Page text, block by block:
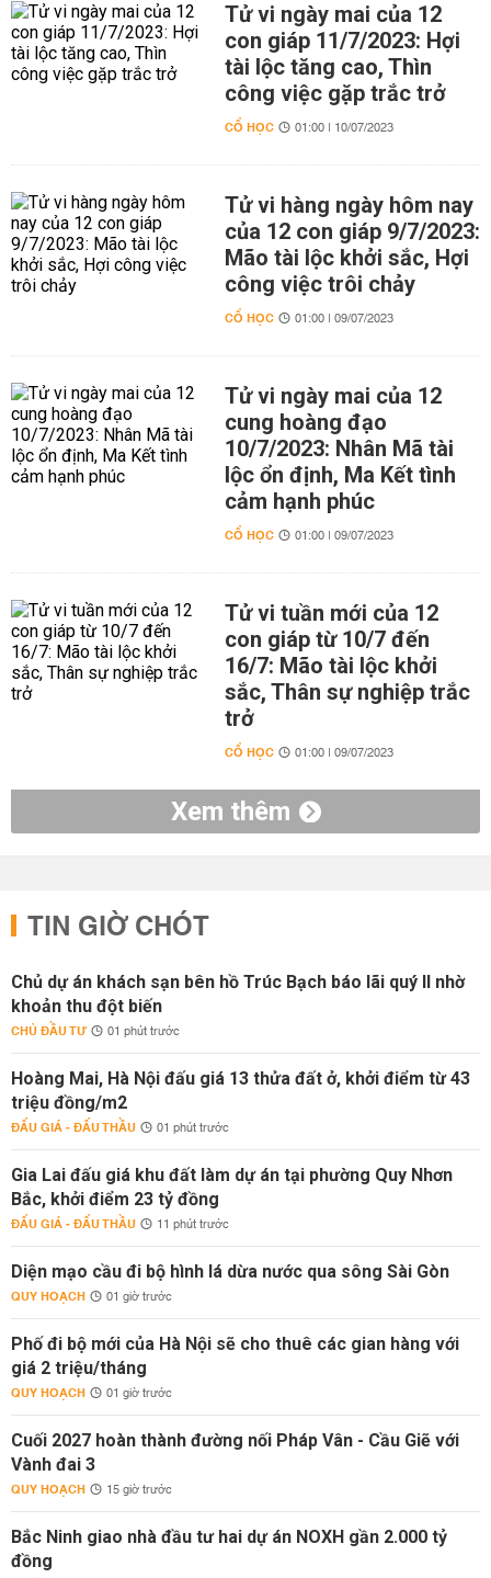
Tử vi ngày mai của 12
con giáp 11/7/2023: Hợi
tài lộc tăng cao, Thìn
công việc gặp trắc trở
CỔ HỌC 01:00 | 10/07/2023
Tử vi hàng ngày hôm nay
của 12 con giáp 9/7/2023:
Mão tài lộc khởi sắc, Hợi
công việc trôi chảy
CỔ HỌC 01:00 | 09/07/2023
Tử vi ngày mai của 12
cung hoàng đạo
10/7/2023: Nhân Mã tài
lộc ổn định, Ma Kết tình
cảm hạnh phúc
CỔ HỌC 01:00 | 09/07/2023
Tử vi tuần mới của 12
con giáp từ 10/7 đến
16/7: Mão tài lộc khởi
sắc, Thân sự nghiệp trắc
trở
CỔ HỌC 01:00 | 09/07/2023
Xem thêm
TIN GIỜ CHÓT
Chủ dự án khách sạn bên hồ Trúc Bạch báo lãi quý II nhờ
khoản thu đột biến
CHỦ ĐẦU TƯ 01 phút trước
Hoàng Mai, Hà Nội đấu giá 13 thửa đất ở, khởi điểm từ 43
triệu đồng/m2
ĐẤU GIÁ - ĐẤU THẦU 01 phút trước
Gia Lai đấu giá khu đất làm dự án tại phường Quy Nhơn
Bắc, khởi điểm 23 tỷ đồng
ĐẤU GIÁ - ĐẤU THẦU 11 phút trước
Diện mạo cầu đi bộ hình lá dừa nước qua sông Sài Gòn
QUY HOẠCH 01 giờ trước
Phố đi bộ mới của Hà Nội sẽ cho thuê các gian hàng với
giá 2 triệu/tháng
QUY HOẠCH 01 giờ trước
Cuối 2027 hoàn thành đường nối Pháp Vân - Cầu Giẽ với
Vành đai 3
QUY HOẠCH 15 giờ trước
Bắc Ninh giao nhà đầu tư hai dự án NOXH gần 2.000 tỷ
đồng